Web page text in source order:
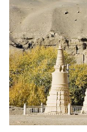
图
库
容
易
寫
錯
用
錯